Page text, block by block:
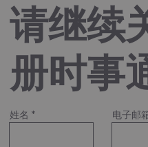
请继续
册时事
姓名 * 电子邮